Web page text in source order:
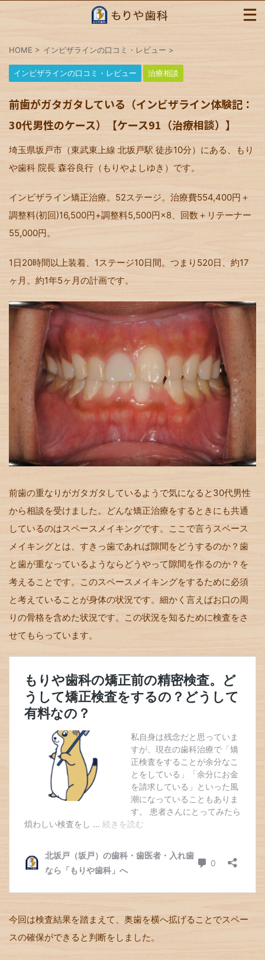
HOME > インビザラインの口コミ・レビュー >
インビザラインの口コミ・レビュー 治療相談
前歯がガタガタしている（インビザライン体験記：
30代男性のケース）【ケース91（治療相談）】
埼玉県坂戸市（東武東上線 北坂戸駅 徒歩10分）にある、もり
や歯科 院長 森谷良行（もりやよしゆき）です。
インビザライン矯正治療。52ステージ。治療費554,400円＋
調整料(初回)16,500円+調整料5,500円×8、回数＋リテーナー
55,000円。
1日20時間以上装着、1ステージ10日間。つまり520日、約17
ヶ月。約1年5ヶ月の計画です。
前歯の重なりがガタガタしているようで気になると30代男性
から相談を受けました。どんな矯正治療をするときにも共通
しているのはスペースメイキングです。ここで言うスペース
メイキングとは、すきっ歯であれば隙間をどうするのか？歯
と歯が重なっているようならどうやって隙間を作るのか？を
考えることです。このスペースメイキングをするために必須
と考えていることが身体の状況です。細かく言えばお口の周
りの骨格を含めた状況です。この状況を知るために検査をさ
せてもらっています。
今回は検査結果を踏まえて、奥歯を横へ拡げることでスペー
スの確保ができると判断をしました。